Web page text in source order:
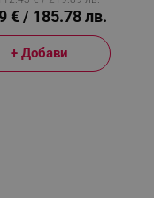
€ / 185.78 лв.
+ Добави